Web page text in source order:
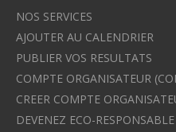
NOS SERVICES
AJOUTER AU CALENDRIER
PUBLIER VOS RESULTATS
COMPTE ORGANISATEUR
CREER COMPTE
DEVENEZ ECO-RESPONSABLE